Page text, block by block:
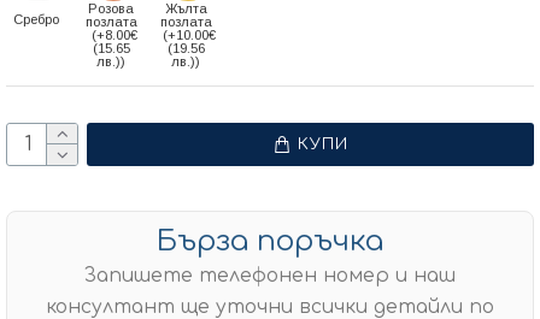
Сребро
Розова
позлата
(+8.00€
(15.65
лв.))
Жълта
позлата
(+10.00€
(19.56
лв.))
КУПИ
Бърза поръчка
Запишете телефонен номер и наш
консултант ще уточни всички детайли по